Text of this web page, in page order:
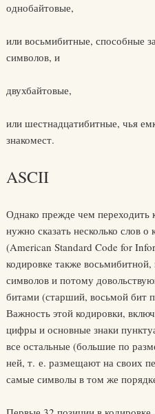
однобайтовые,
или восьмибитные, способные
символов, и
двухбайтовые,
или шестнадцатибитные, чья
знакомест.
ASCII
Однако прежде чем
нужно сказать несколько слов
(American Standard Code for
кодировке также
символов и потому
битами (старший, восьмой бит
Важность этой кодировки,
цифры и основные знаки
все остальные (большие по
ней, т. е. размещают на своих
самые символы в том же